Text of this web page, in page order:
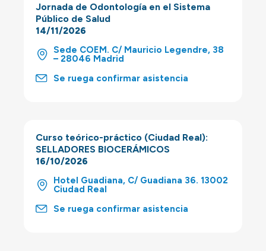
Jornada de Odontología en el Sistema
Público de Salud
14/11/2026
Sede COEM. C/ Mauricio Legendre, 38
– 28046 Madrid
Se ruega confirmar asistencia
Curso teórico-práctico (Ciudad Real):
SELLADORES BIOCERÁMICOS
16/10/2026
Hotel Guadiana, C/ Guadiana 36. 13002
Ciudad Real
Se ruega confirmar asistencia